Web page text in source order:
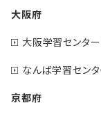
大阪府
大阪学習センタ
なんば学習セン
京都府